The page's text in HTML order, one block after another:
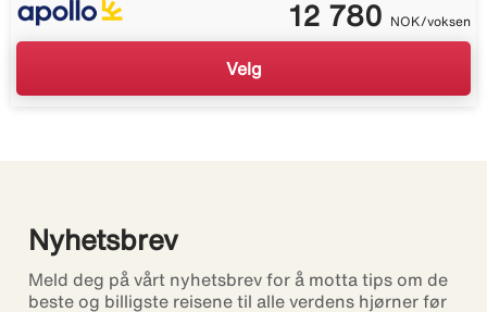
12 780 NOK/voksen
Velg
Nyhetsbrev
Meld deg på vårt nyhetsbrev for å motta tips om de
beste og billigste reisene til alle verdens hjørner før